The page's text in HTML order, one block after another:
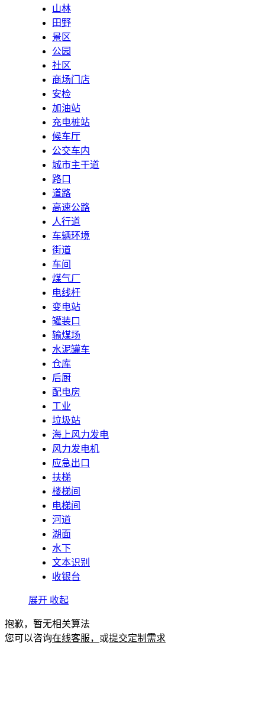
山林
田野
景区
公园
社区
商场门店
安检
加油站
充电桩站
候车厅
公交车内
城市主干道
路口
道路
高速公路
人行道
车辆环境
街道
车间
煤气厂
电线杆
变电站
罐装口
输煤场
水泥罐车
仓库
后厨
配电房
工业
垃圾站
海上风力发电
风力发电机
应急出口
扶梯
楼梯间
电梯间
河道
湖面
水下
文本识别
收银台
展开 收起
抱歉，暂无相关算法
您可以咨询在线客服， 或提交定制需求